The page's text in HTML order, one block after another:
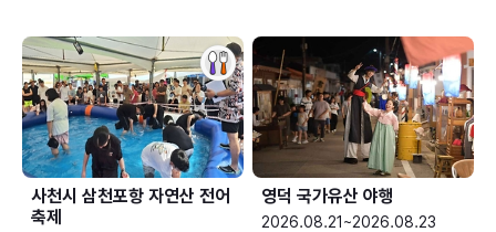
사천시 삼천포항 자연산 전어
축제
영덕 국가유산 야행
2026.08.21~2026.08.23